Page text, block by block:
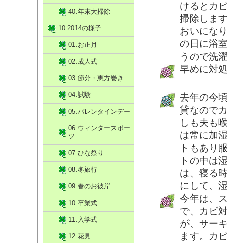
けるとカ
掃除しま
おいにな
の日に浴
うので洗
早めに対
去年の今
貸なので
しも夫も
は常に加
トもあり
トの中は
は、寝る
にして、
今年は、
で、カビ
が、サー
ます。カ
40.年末大掃除
10.2014の様子
01.お正月
02.成人式
03.節分・恵方巻き
04.試験
05.バレンタインデー
06.ウィンタースポー
ツ
07.ひな祭り
08.冬旅行
09.春のお彼岸
10.卒業式
11.入学式
12.花見